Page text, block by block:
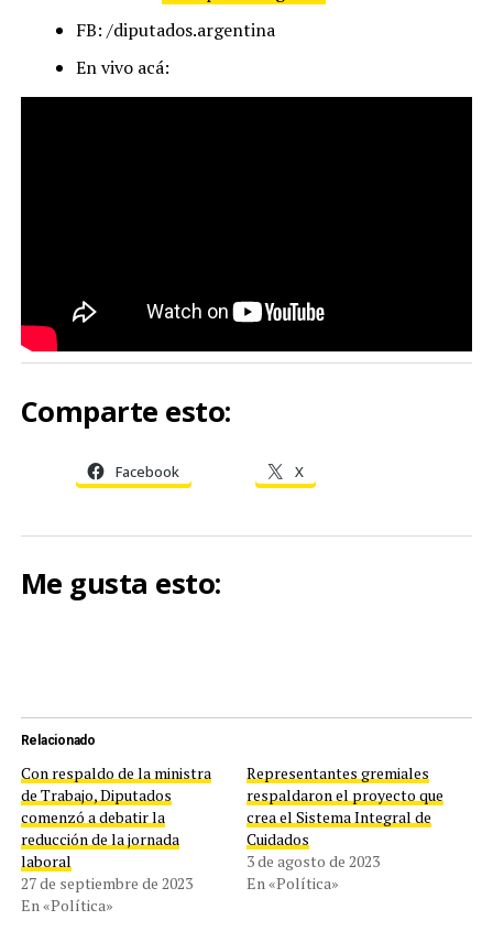
FB: /diputados.argentina
En vivo acá:
Comparte esto:
Facebook X
Me gusta esto:
Relacionado
Con respaldo de la ministra
de Trabajo, Diputados
comenzó a debatir la
reducción de la jornada
laboral
27 de septiembre de 2023
En «Política»
Representantes gremiales
respaldaron el proyecto que
crea el Sistema Integral de
Cuidados
3 de agosto de 2023
En «Política»